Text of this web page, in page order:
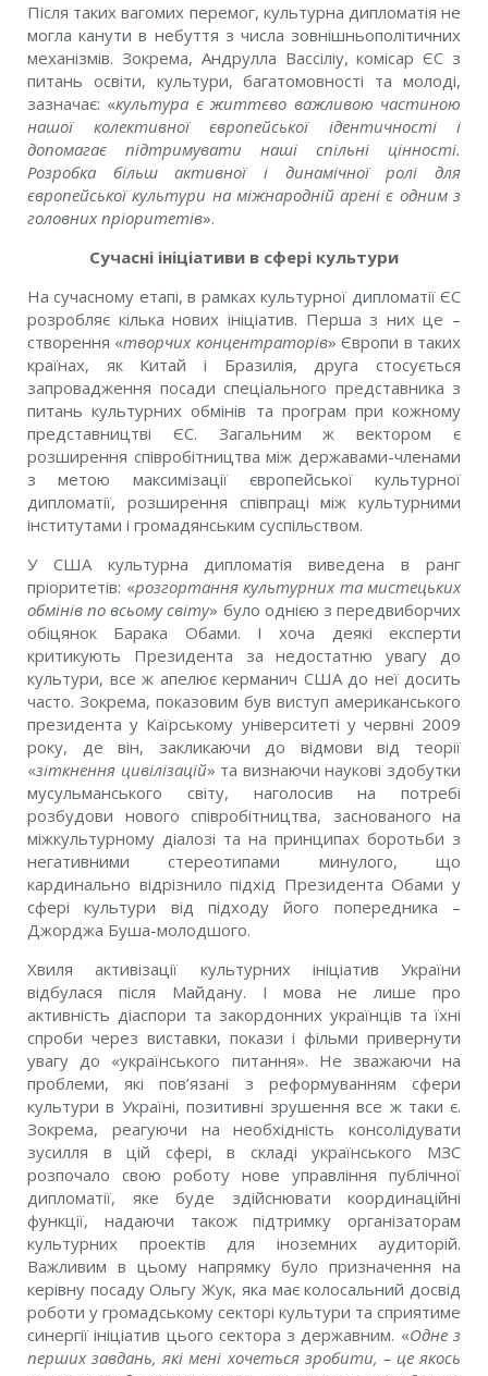
Після таких вагомих перемог, культурна дипломатія не
могла канути в небуття з числа зовнішньополітичних
механізмів. Зокрема, Андрулла Вассіліу, комісар ЄС з
питань освіти, культури, багатомовності та молоді,
зазначає: «культура є життєво важливою частиною
нашої колективної європейської ідентичності і
допомагає підтримувати наші спільні цінності.
Розробка більш активної і динамічної ролі для
європейської культури на міжнародній арені є одним з
головних пріоритетів».
Сучасні ініціативи в сфері культури
На сучасному етапі, в рамках культурної дипломатії ЄС
розробляє кілька нових ініціатив. Перша з них це –
створення «творчих концентраторів» Європи в таких
країнах, як Китай і Бразилія, друга стосується
запровадження посади спеціального представника з
питань культурних обмінів та програм при кожному
представництві ЄС. Загальним ж вектором є
розширення співробітництва між державами-членами
з метою максимізації європейської культурної
дипломатії, розширення співпраці між культурними
інститутами і громадянським суспільством.
У США культурна дипломатія виведена в ранг
пріоритетів: «розгортання культурних та мистецьких
обмінів по всьому світу» було однією з передвиборчих
обіцянок Барака Обами. І хоча деякі експерти
критикують Президента за недостатню увагу до
культури, все ж апелює керманич США до неї досить
часто. Зокрема, показовим був виступ американського
президента у Каїрському університеті у червні 2009
року, де він, закликаючи до відмови від теорії
«зіткнення цивілізацій» та визнаючи наукові здобутки
мусульманського світу, наголосив на потребі
розбудови нового співробітництва, заснованого на
міжкультурному діалозі та на принципах боротьби з
негативними стереотипами минулого, що
кардинально відрізнило підхід Президента Обами у
сфері культури від підходу його попередника –
Джорджа Буша-молодшого.
Хвиля активізації культурних ініціатив України
відбулася після Майдану. І мова не лише про
активність діаспори та закордонних українців та їхні
спроби через виставки, покази і фільми привернути
увагу до «українського питання». Не зважаючи на
проблеми, які пов’язані з реформуванням сфери
культури в Україні, позитивні зрушення все ж таки є.
Зокрема, реагуючи на необхідність консолідувати
зусилля в цій сфері, в складі українського МЗС
розпочало свою роботу нове управління публічної
дипломатії, якe буде здійснювати координаційні
функції, надаючи також підтримку організаторам
культурних проектів для іноземних аудиторій.
Важливим в цьому напрямку було призначення на
керівну посаду Ольгу Жук, яка має колосальний досвід
роботи у громадському секторі культури та сприятиме
синергії ініціатив цього сектора з державним. «Одне з
перших завдань, які мені хочеться зробити, – це якось